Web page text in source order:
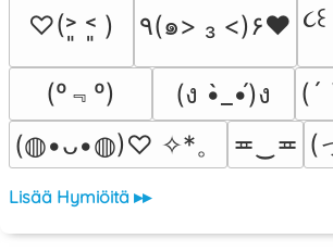
♡(˃͈ ˂͈ ) ٩(๑> ₃ <)۶♥
(º﹃º) (ง •̀_•́)ง
(◍•ᴗ•◍)♡ ✧*。
≖‿≖ (
Lisää Hymiöitä ▸▸